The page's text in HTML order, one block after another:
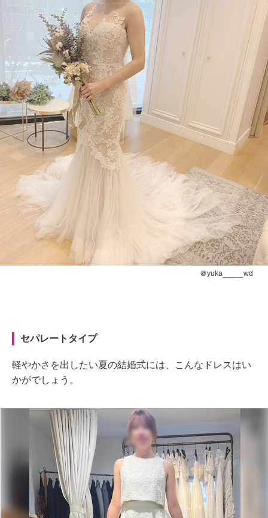
＠yuka_____wd
セパレートタイプ
軽やかさを出したい夏の結婚式には、こんなドレスはい
かがでしょう。